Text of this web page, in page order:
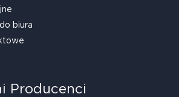
biura
Producenci